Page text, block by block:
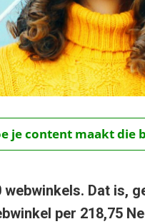
je content maakt
webwinkels. Dat is,
per 218,75